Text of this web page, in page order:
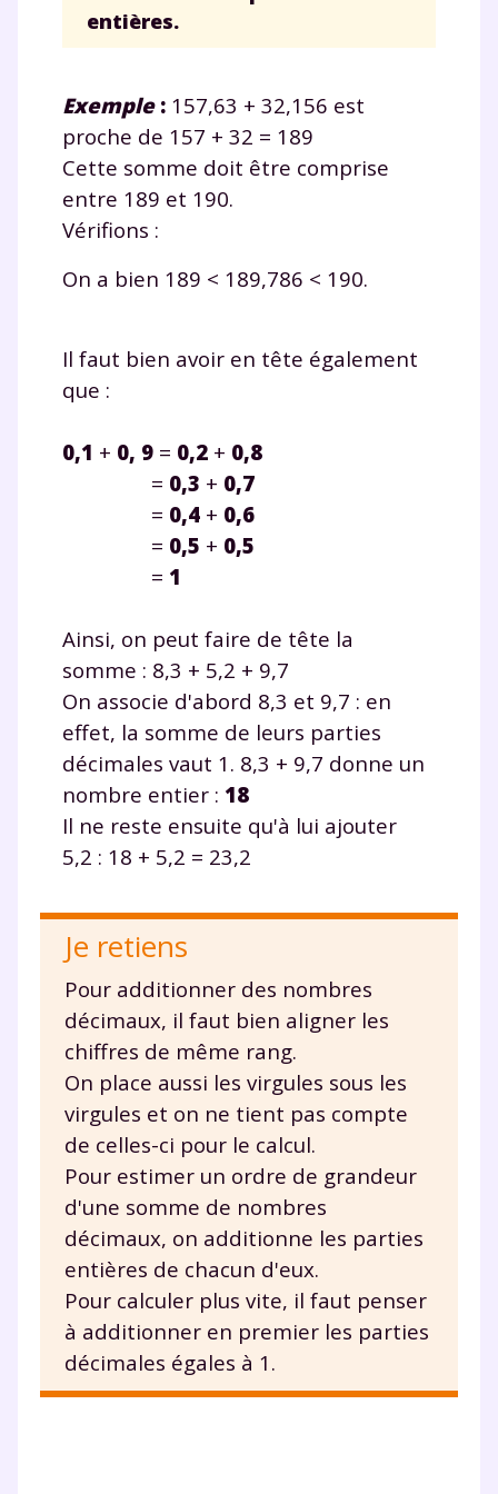
entières.
Exemple: 157,63 + 32,156 est
proche de 157 + 32 = 189
Cette somme doit être comprise
entre 189 et 190.
Vérifions :
On a bien 189 < 189,786 < 190.
Il faut bien avoir en tête également
que :
0,1 + 0, 9 = 0,2 + 0,8
= 0,3 + 0,7
= 0,4 + 0,6
= 0,5 + 0,5
= 1
Ainsi, on peut faire de tête la
somme : 8,3 + 5,2 + 9,7
On associe d'abord 8,3 et 9,7 : en
effet, la somme de leurs parties
décimales vaut 1. 8,3 + 9,7 donne un
nombre entier : 18
Il ne reste ensuite qu'à lui ajouter
5,2 : 18 + 5,2 = 23,2
Je retiens
Pour additionner des nombres
décimaux, il faut bien aligner les
chiffres de même rang.
On place aussi les virgules sous les
virgules et on ne tient pas compte
de celles-ci pour le calcul.
Pour estimer un ordre de grandeur
d'une somme de nombres
décimaux, on additionne les parties
entières de chacun d'eux.
Pour calculer plus vite, il faut penser
à additionner en premier les parties
décimales égales à 1.
Envie de progresser
et de réussir votre
année scolaire ?